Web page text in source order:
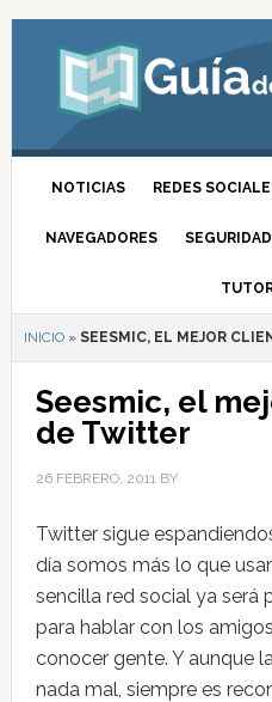
NOTICIAS REDES
NAVEGADORES SEGURIDAD
INICIO» SEESMIC, EL MEJOR
Seesmic, el
de Twitter
26 FEBRERO, 2011BY
Twitter sigue
día somos más lo que
sencilla red social ya será
para hablar con los
conocer gente. Y aunque
nada mal, siempre es